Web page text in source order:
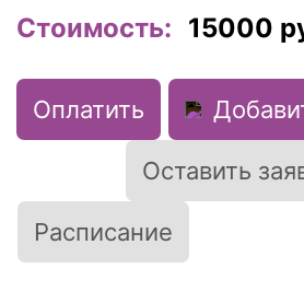
Стоимость: 15000
Оплатить
Оставить
Расписание